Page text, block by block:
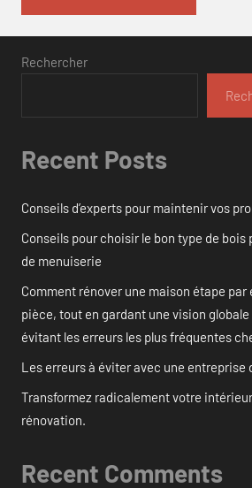
Rechercher
Recent Posts
Conseils d’experts pour maintenir vos
Conseils pour choisir le bon type de
de menuiserie
Comment rénover une maison étape
pièce, tout en gardant une vision
évitant les erreurs les plus fréquentes
Les erreurs à éviter avec une entreprise
Transformez radicalement votre
rénovation.
Recent Comments